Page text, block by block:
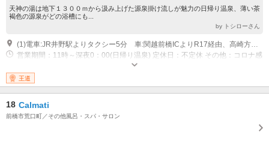
天神の湯は地下１３００ｍから汲み上げた源泉掛け流しが魅力の日帰り温泉、薄い茶
褐色の源泉がどの浴槽にも...
by トシローさん
営業期間：11時～深夜0：00(日帰り温泉) 定休日：不定休 その他：コロナ感
染拡大状況により、営業時間・営業日（休館日）は変更になる場合がありま
す ※ご注意ください！現在、深夜営業（仮眠宿泊）は行っておりません 詳
細は公式HPをご覧ください！
王道
18 Calmati
前橋市荒口町／その他風呂・スパ・サロン